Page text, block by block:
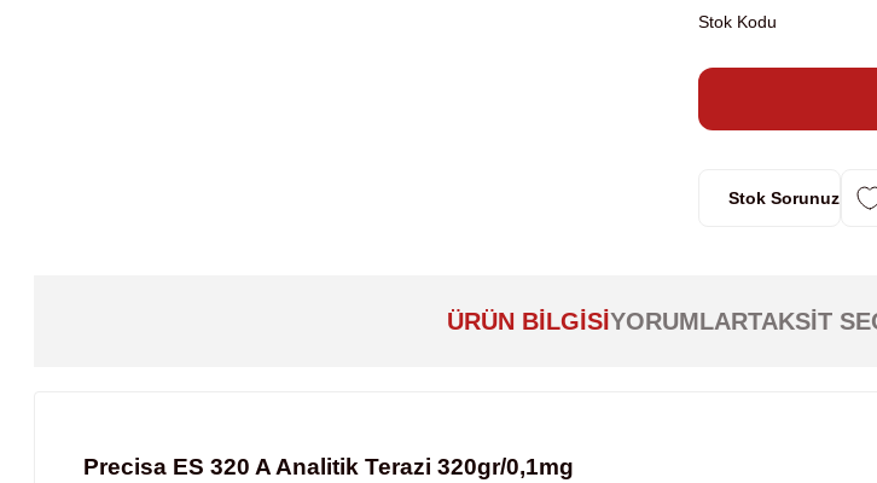
Stok Kodu
Stok Sorunuz
ÜRÜN BILGISIYORUMLARTAKSIT
Precisa ES 320 A Analitik Terazi 320gr/0,1mg